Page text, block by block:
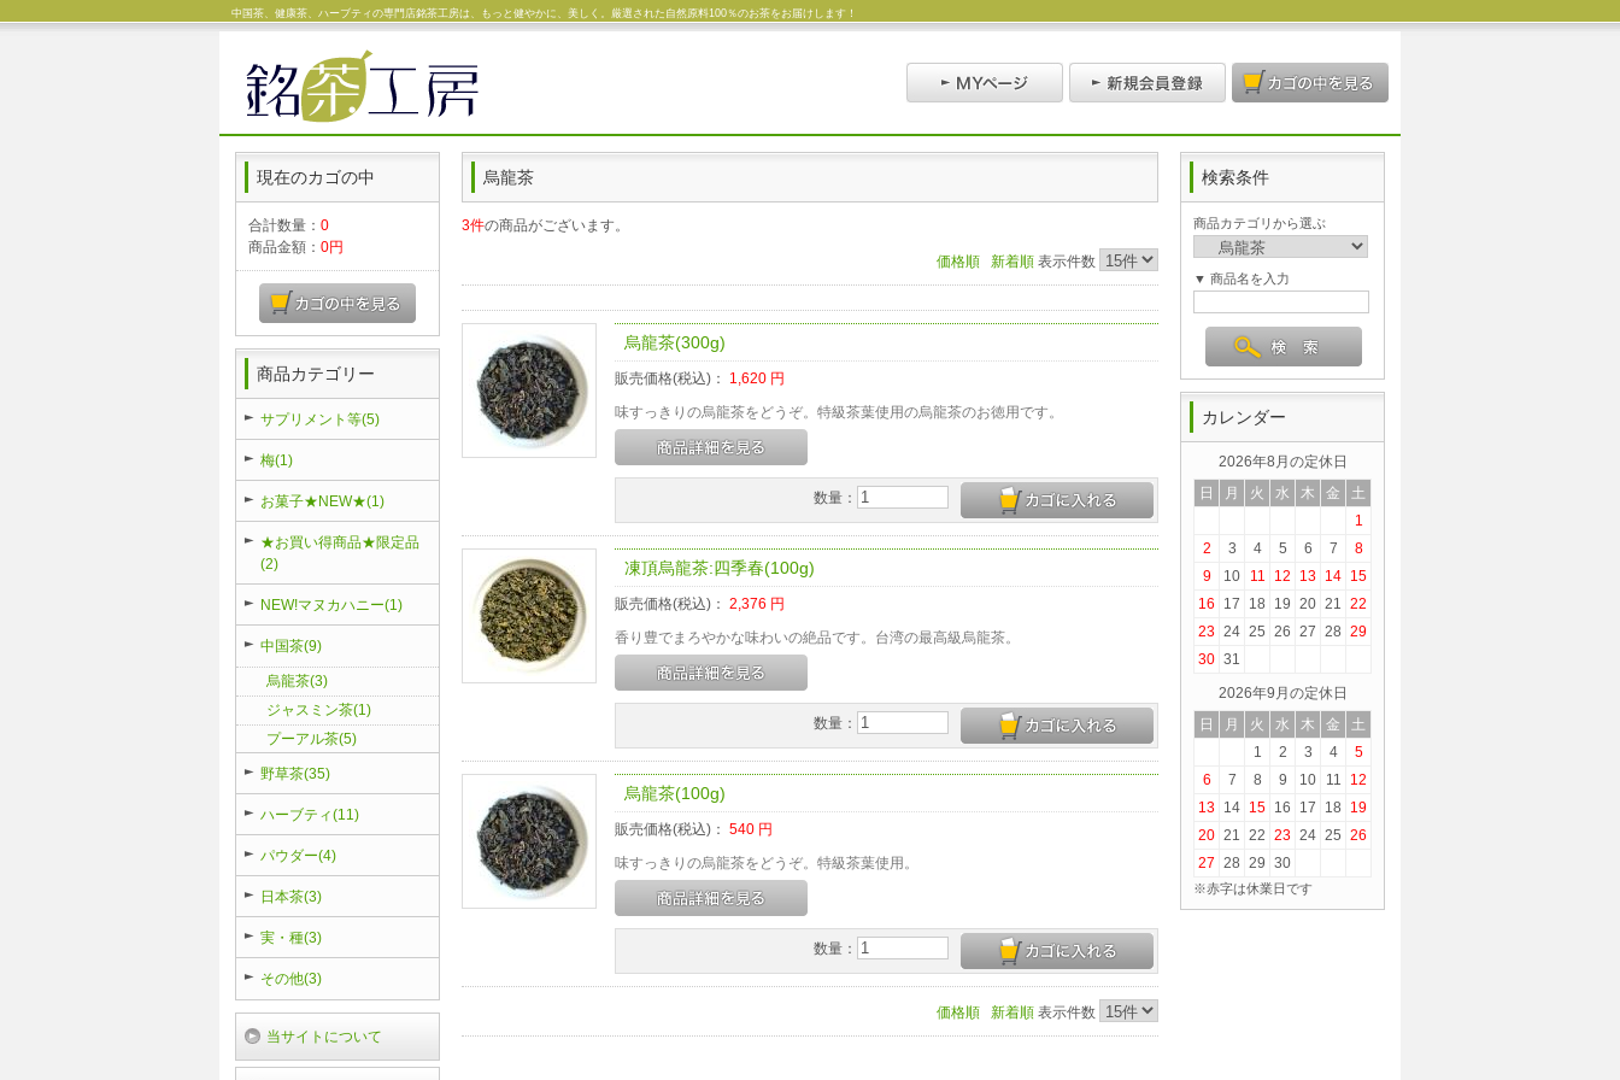
中国茶、健康茶、ハーブティの専門店銘茶工房は、もっと健やかに、美しく。厳選された自然原料100％のお茶をお届けします！
現在のカゴの中
合計数量： 0
商品金額： 0円
商品カテゴリー
サプリメント等(5)
梅(1)
お菓子★NEW★(1)
★お買い得商品★限定品
(2)
NEW!マヌカハニー(1)
中国茶(9)
烏龍茶(3)
ジャスミン茶(1)
プーアル茶(5)
野草茶(35)
ハーブティ(11)
パウダー(4)
日本茶(3)
実・種(3)
その他(3)
当サイトについて
烏龍茶
3件の商品がございます。
価格順 新着順 表示件数
烏龍茶(300g)
販売価格(税込)： 1,620 円
味すっきりの烏龍茶をどうぞ。特級茶葉使用の烏龍茶のお徳用です。
数量：
凍頂烏龍茶:四季春(100g)
販売価格(税込)：2,376 円
香り豊でまろやかな味わいの絶品です。台湾の最高級烏龍茶。
数量：
烏龍茶(100g)
販売価格(税込)：540 円
味すっきりの烏龍茶をどうぞ。特級茶葉使用。
数量：
価格順 新着順 表示件数
検索条件
商品カテゴリから選ぶ
▼ 商品名を入力
カレンダー
2026年8月の定休日
日
月 火 水 木 金
土
1
2
3 4 5 6 7
8
9
10 11 12 13 14
15
16
17 18 19 20 21
22
23 24 25 26 27 28
29
30 31
2026年9月の定休日
日
月 火 水 木 金
土
1
2 3 4
5
6
7 8 9 10 11
12
13
14 15 16 17 18
19
20 21 22 23 24 25
26
27
28 29 30
※赤字は休業日です